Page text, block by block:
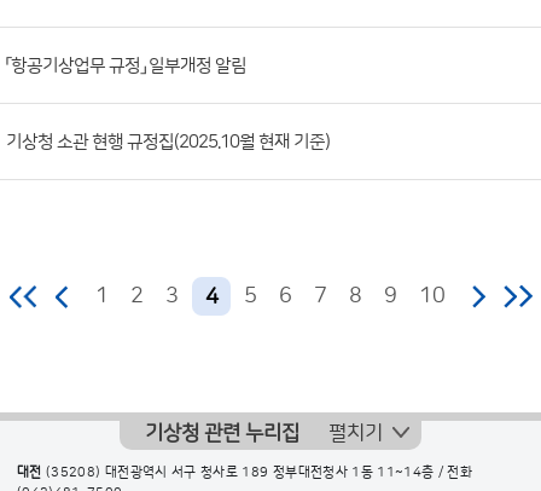
수)
「항공기상업무 규정」 일부개정 알림
기상청 소관 현행 규정집(2025.10월 현재 기준)
1 2 3 4 5 6 7 8 9 10
기상청 관련 누리집 펼치기
대전 (35208) 대전광역시 서구 청사로 189 정부대전청사 1동 11~14층 / 전화